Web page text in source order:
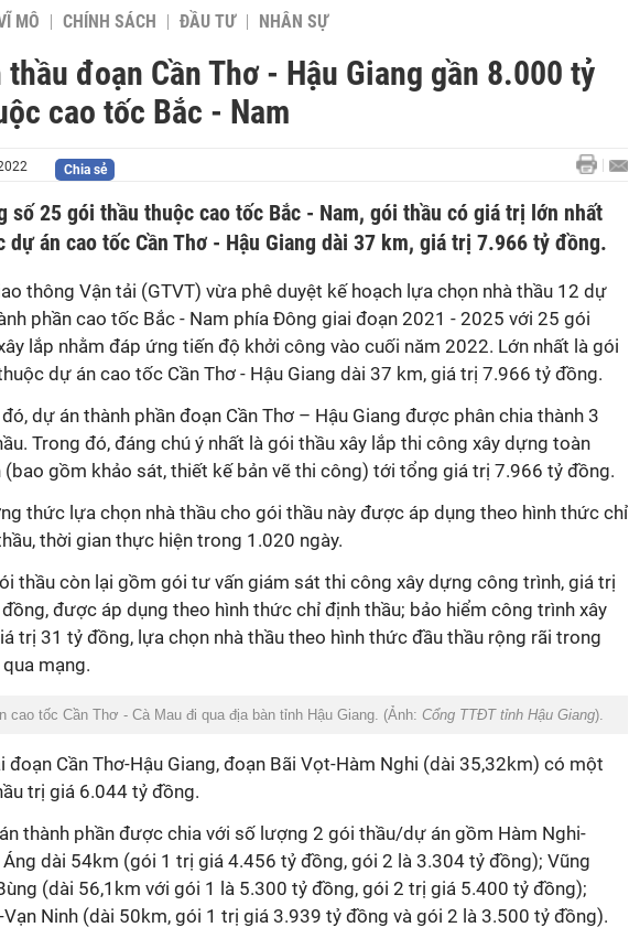
MÔ CHÍNH SÁCH ĐẦU TƯ NHÂN SỰ
đoạn Cần Thơ - Hậu Giang gần 8.000 tỷ
cao tốc Bắc - Nam
Chia sẻ
số 25 gói thầu thuộc cao tốc Bắc - Nam, gói thầu có giá trị lớn nhất
dự án cao tốc Cần Thơ - Hậu Giang dài 37 km, giá trị 7.966 tỷ đồng.
thông Vận tải (GTVT) vừa phê duyệt kế hoạch lựa chọn nhà thầu 12 dự
phần cao tốc Bắc - Nam phía Đông giai đoạn 2021 - 2025 với 25 gói
lắp nhằm đáp ứng tiến độ khởi công vào cuối năm 2022. Lớn nhất là gói
dự án cao tốc Cần Thơ - Hậu Giang dài 37 km, giá trị 7.966 tỷ đồng.
dự án thành phần đoạn Cần Thơ – Hậu Giang được phân chia thành 3
Trong đó, đáng chú ý nhất là gói thầu xây lắp thi công xây dựng toàn
(bao gồm khảo sát, thiết kế bản vẽ thi công) tới tổng giá trị 7.966 tỷ đồng.
thức lựa chọn nhà thầu cho gói thầu này được áp dụng theo hình thức chỉ
thời gian thực hiện trong 1.020 ngày.
thầu còn lại gồm gói tư vấn giám sát thi công xây dựng công trình, giá trị
được áp dụng theo hình thức chỉ định thầu; bảo hiểm công trình xây
trị 31 tỷ đồng, lựa chọn nhà thầu theo hình thức đầu thầu rộng rãi trong
mạng.
cao tốc Cần Thơ - Cà Mau đi qua địa bàn tỉnh Hậu Giang. (Ảnh: Cổng TTĐT tỉnh Hậu Giang).
đoạn Cần Thơ-Hậu Giang, đoạn Bãi Vọt-Hàm Nghi (dài 35,32km) có một
trị giá 6.044 tỷ đồng.
thành phần được chia với số lượng 2 gói thầu/dự án gồm Hàm Nghi-
Áng dài 54km (gói 1 trị giá 4.456 tỷ đồng, gói 2 là 3.304 tỷ đồng); Vũng
(dài 56,1km với gói 1 là 5.300 tỷ đồng, gói 2 trị giá 5.400 tỷ đồng);
Vạn Ninh (dài 50km, gói 1 trị giá 3.939 tỷ đồng và gói 2 là 3.500 tỷ đồng).